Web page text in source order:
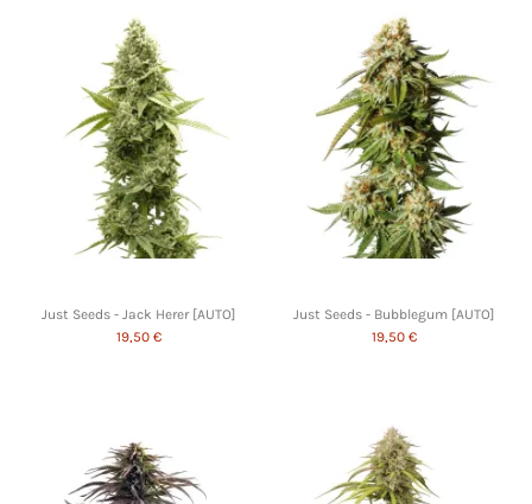
Just Seeds - Jack Herer [AUTO]
19,50 €
Just Seeds - Bubblegum [AUTO]
19,50 €